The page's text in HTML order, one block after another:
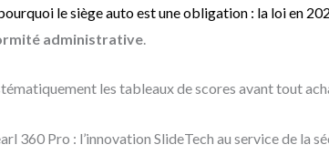
le siège auto est une obligation : la loi en
administrative.
les tableaux de scores avant tout
360 Pro : l’innovation SlideTech au service de la